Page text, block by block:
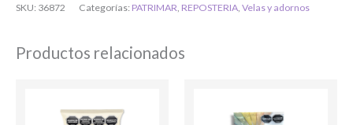
SKU: 36872 Categorías: PATRIMAR REPOSTERIA Velas y adornos
Productos relacionados
Bienvenido/a